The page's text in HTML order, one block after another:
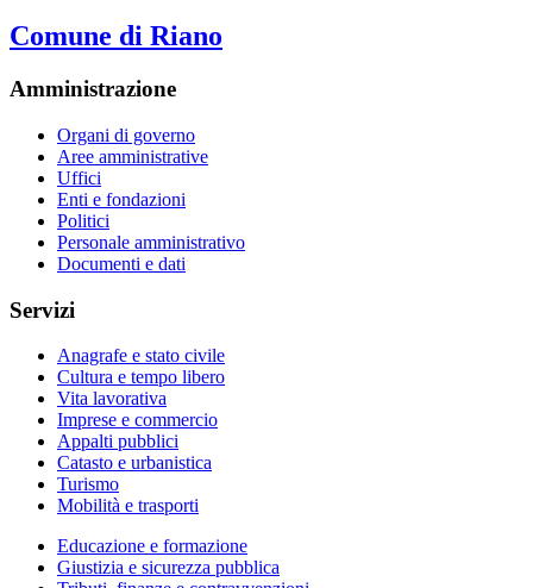
Comune di Riano
Amministrazione
Organi di governo
Aree amministrative
Uffici
Enti e fondazioni
Politici
Personale amministrativo
Documenti e dati
Servizi
Anagrafe e stato civile
Cultura e tempo libero
Vita lavorativa
Imprese e commercio
Appalti pubblici
Catasto e urbanistica
Turismo
Mobilità e trasporti
Educazione e formazione
Giustizia e sicurezza pubblica